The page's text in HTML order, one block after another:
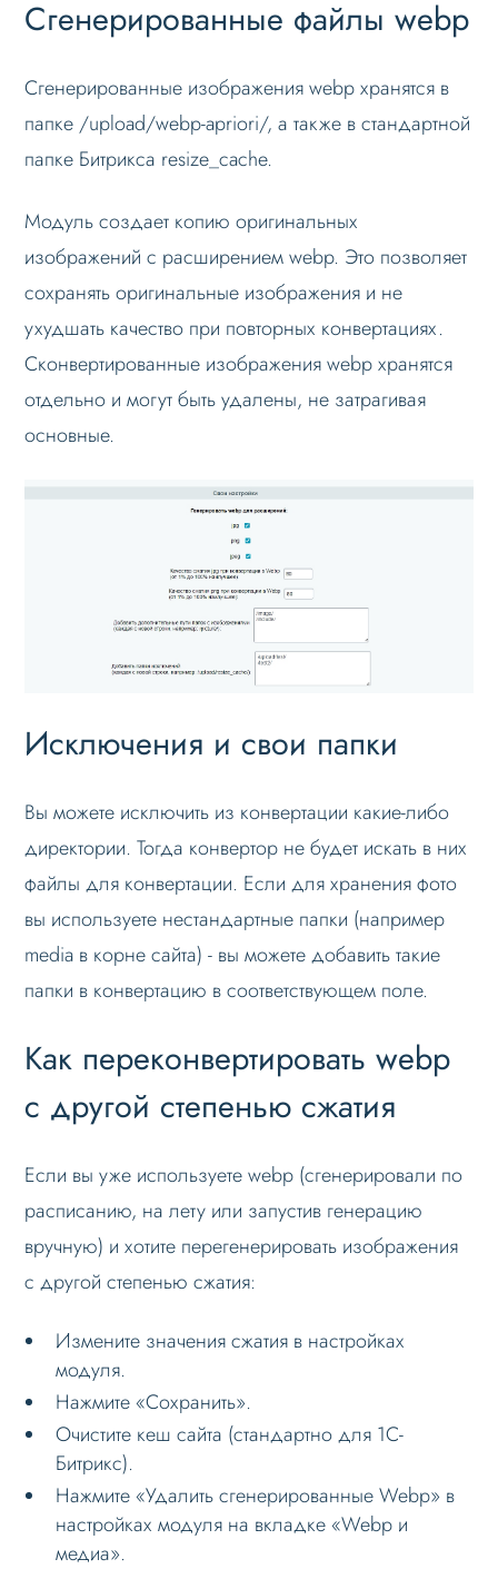
Сгенерированные файлы webp
Сгенерированные изображения webp хранятся в
папке /upload/webp-apriori/, а также в стандартной
папке Битрикса resize_cache.
Модуль создает копию оригинальных
изображений с расширением webp. Это позволяет
сохранять оригинальные изображения и не
ухудшать качество при повторных конвертациях.
Сконвертированные изображения webp хранятся
отдельно и могут быть удалены, не затрагивая
основные.
Исключения и свои папки
Вы можете исключить из конвертации какие-либо
директории. Тогда конвертор не будет искать в них
файлы для конвертации. Если для хранения фото
вы используете нестандартные папки (например
media в корне сайта) - вы можете добавить такие
папки в конвертацию в соответствующем поле.
Как переконвертировать webp
с другой степенью сжатия
Если вы уже используете webp (сгенерировали по
расписанию, на лету или запустив генерацию
вручную) и хотите перегенерировать изображения
с другой степенью сжатия:
Измените значения сжатия в настройках
модуля.
Нажмите «Сохранить».
Очистите кеш сайта (стандартно для 1С-
Битрикс).
Нажмите «Удалить сгенерированные Webp» в
настройках модуля на вкладке «Webp и
медиа».